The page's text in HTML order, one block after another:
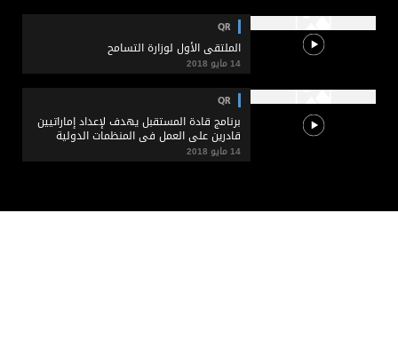
QR
الملتقى الأول لوزارة التسامح
14 مايو 2018
QR
برنامج قادة المستقبل يهدف لإعداد إماراتيين
قادرين على العمل في المنظمات الدولية
14 مايو 2018